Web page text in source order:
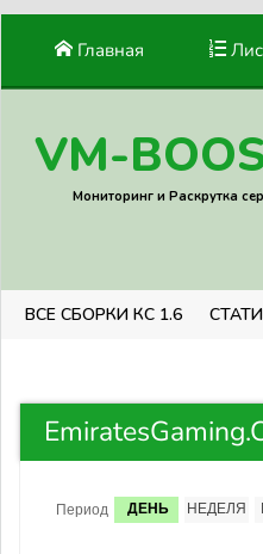
Главная
VM-
Мониторинг и Раскрутка
ВСЕ СБОРКИ КС 1.6
Период ДЕНЬ НЕДЕЛЯ